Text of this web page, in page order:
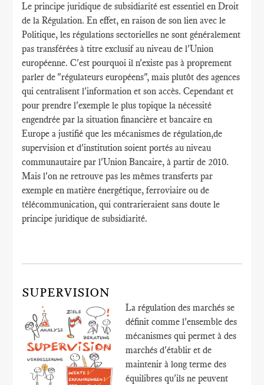
Le principe juridique de subsidiarité est essentiel en Droit
de la Régulation. En effet, en raison de son lien avec le
Politique, les régulations sectorielles ne sont généralement
pas transférées à titre exclusif au niveau de l'Union
européenne. C'est pourquoi il n'existe pas à proprement
parler de "régulateurs européens", mais plutôt des agences
qui centralisent l'information et son accès. Cependant et
pour prendre l'exemple le plus topique la nécessité
engendrée par la situation financière et bancaire en
Europe a justifié que les mécanismes de régulation,de
supervision et d'institution soient portés au niveau
communautaire par l'Union Bancaire, à partir de 2010.
Mais l'on ne retrouve pas les mêmes transferts par
exemple en matière énergétique, ferroviaire ou de
télécommunication, qui contrarieraient sans doute le
principe juridique de subsidiarité.
SUPERVISION
La régulation des marchés se
définit comme l'ensemble des
mécanismes qui permet à des
marchés d'établir et de
maintenir à long terme des
équilibres qu'ils ne peuvent